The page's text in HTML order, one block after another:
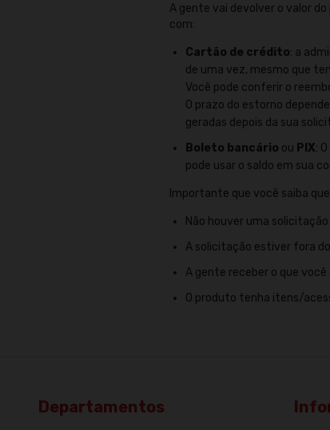
A gente vai devolver o valor
com:
Cartão de crédito: a
de uma vez, mesmo que
Você pode conferir o
O prazo do estorno
geradas depois da sua
Boleto bancário ou PIX:
pode usar o saldo em sua
Importante que você saiba
Não houver uma
A solicitação estiver fora
A gente receber o que
O produto tenha itens/
Departamentos